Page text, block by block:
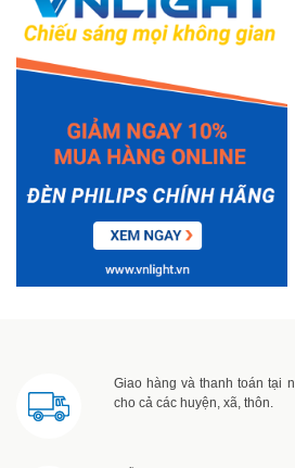
Giao hàng và thanh toán tại
cho cả các huyện, xã, thôn.